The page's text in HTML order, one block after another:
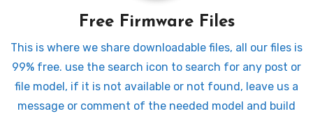
Free Firmware Files
This is where we share downloadable files, all our files is
99% free. use the search icon to search for any post or
file model, if it is not available or not found, leave us a
message or comment of the needed model and build